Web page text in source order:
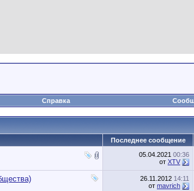
Справка
Последнее сообщение
05.04.2021 00:36
от XTV
26.11.2012 14:11
от mavrich